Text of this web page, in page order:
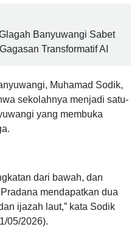
Banyuwangi Sabet
Transformatif AI
Muhamad Sodik,
sekolahnya menjadi satu-
yang membuka
dari bawah, dan
mendapatkan dua
ijazah laut,” kata Sodik
05/2026).